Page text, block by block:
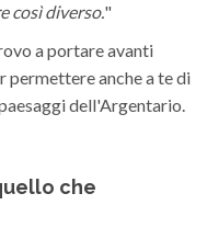
per le diverse
e morfologiche del
a dare vita a grandi
così diverso."
a portare avanti
permettere anche a te di
dell'Argentario.
che